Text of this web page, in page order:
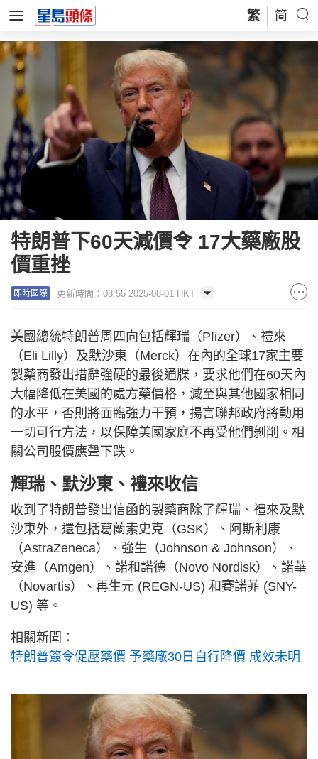
繁 简
特朗普下60天減價令 17大藥廠股
價重挫
即時國際 更新時間：08:55 2025-08-01 HKT
美國總統特朗普周四向包括輝瑞（Pfizer）、禮來
（Eli Lilly）及默沙東（Merck）在內的全球17家主要
製藥商發出措辭強硬的最後通牒，要求他們在60天內
大幅降低在美國的處方藥價格，減至與其他國家相同
的水平，否則將面臨強力干預，揚言聯邦政府將動用
一切可行方法，以保障美國家庭不再受他們剝削。相
關公司股價應聲下跌。
輝瑞、默沙東、禮來收信
收到了特朗普發出信函的製藥商除了輝瑞、禮來及默
沙東外，還包括葛蘭素史克（GSK）、阿斯利康
（AstraZeneca）、強生（Johnson & Johnson）、
安進（Amgen）、諾和諾德（Novo Nordisk）、諾華
（Novartis）、再生元 (REGN-US) 和賽諾菲 (SNY-
US) 等。
相關新聞：
特朗普簽令促壓藥價 予藥廠30日自行降價 成效未明